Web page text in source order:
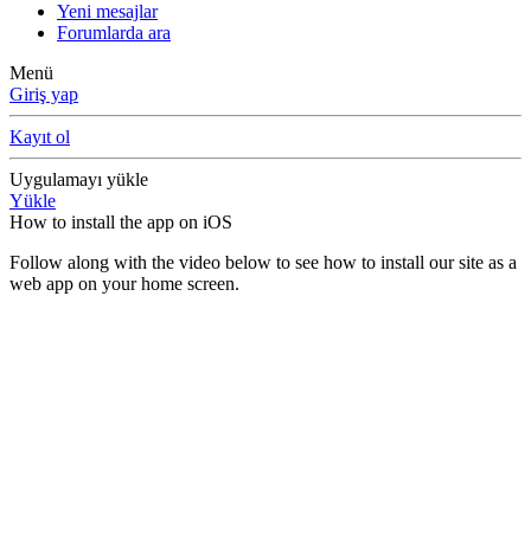
Yeni mesajlar
Forumlarda ara
Menü
Giriş yap
Kayıt ol
Uygulamayı yükle
Yükle
How to install the app on iOS
Follow along with the video below to see how to install our site as a
web app on your home screen.